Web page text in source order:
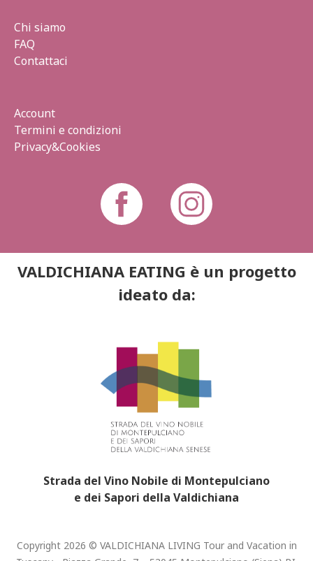
Chi siamo
FAQ
Contattaci
Account
Termini e condizioni
Privacy&Cookies
VALDICHIANA EATING è un progetto
ideato da:
Strada del Vino Nobile di Montepulciano
e dei Sapori della Valdichiana
Copyright 2026 © VALDICHIANA LIVING Tour and Vacation in